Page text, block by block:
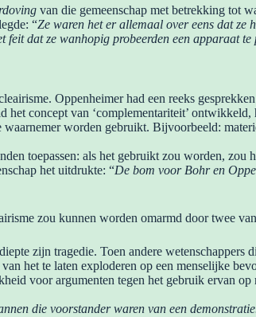
van die gemeenschap met betrekking tot
“Ze waren het er allemaal over eens dat ze
dat ze wanhopig probeerden een apparaat
Oppenheimer had een reeks
concept van ‘complementariteit’
worden gebruikt. Bijvoorbeeld:
toepassen: als het gebruikt zou worden, zou
het uitdrukte: “De bom voor Bohr en
zou kunnen worden omarmd door twee
zijn tragedie. Toen andere
het te laten exploderen op een menselijke
voor argumenten tegen het gebruik ervan
die voorstander waren van een